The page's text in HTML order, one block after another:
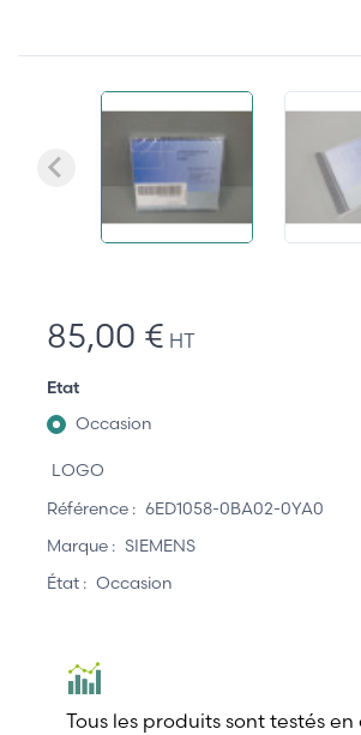
85,00 € HT
Etat
Occasion
LOGO
Référence : 6ED1058-0BA02-0YA0
Marque : SIEMENS
État : Occasion
Tous les produits sont testés